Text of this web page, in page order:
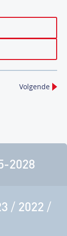
Volgende
2028
/ 2022 /